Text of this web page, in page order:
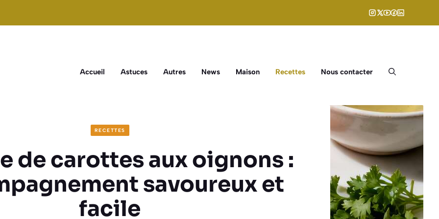
Accueil Astuces Autres News Maison Recettes Nous contacter
RECETTES
de carottes aux oignons :
savoureux et
facile